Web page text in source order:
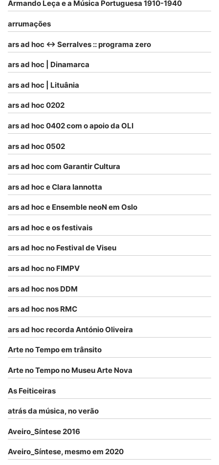
Armando Leça e a Música Portuguesa 1910-1940
arrumações
ars ad hoc <-> Serralves :: programa zero
ars ad hoc | Dinamarca
ars ad hoc | Lituânia
ars ad hoc 0202
ars ad hoc 0402 com o apoio da OLI
ars ad hoc 0502
ars ad hoc com Garantir Cultura
ars ad hoc e Clara Iannotta
ars ad hoc e Ensemble neoN em Oslo
ars ad hoc e os festivais
ars ad hoc no Festival de Viseu
ars ad hoc no FIMPV
ars ad hoc nos DDM
ars ad hoc nos RMC
ars ad hoc recorda António Oliveira
Arte no Tempo em trânsito
Arte no Tempo no Museu Arte Nova
As Feiticeiras
atrás da música, no verão
Aveiro_Síntese 2016
Aveiro_Síntese, mesmo em 2020